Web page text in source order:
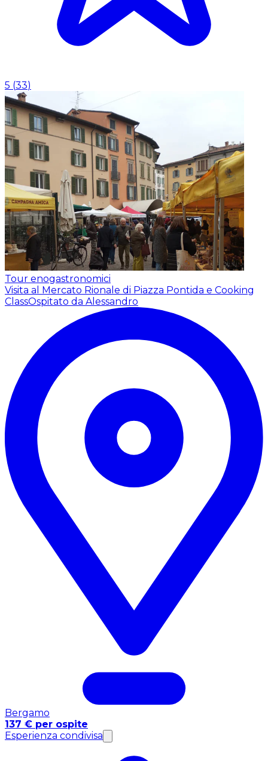
5 (33)
Tour enogastronomici
Visita al Mercato Rionale di Piazza Pontida e Cooking
ClassOspitato da Alessandro
Bergamo
137 € per ospite
Esperienza condivisa